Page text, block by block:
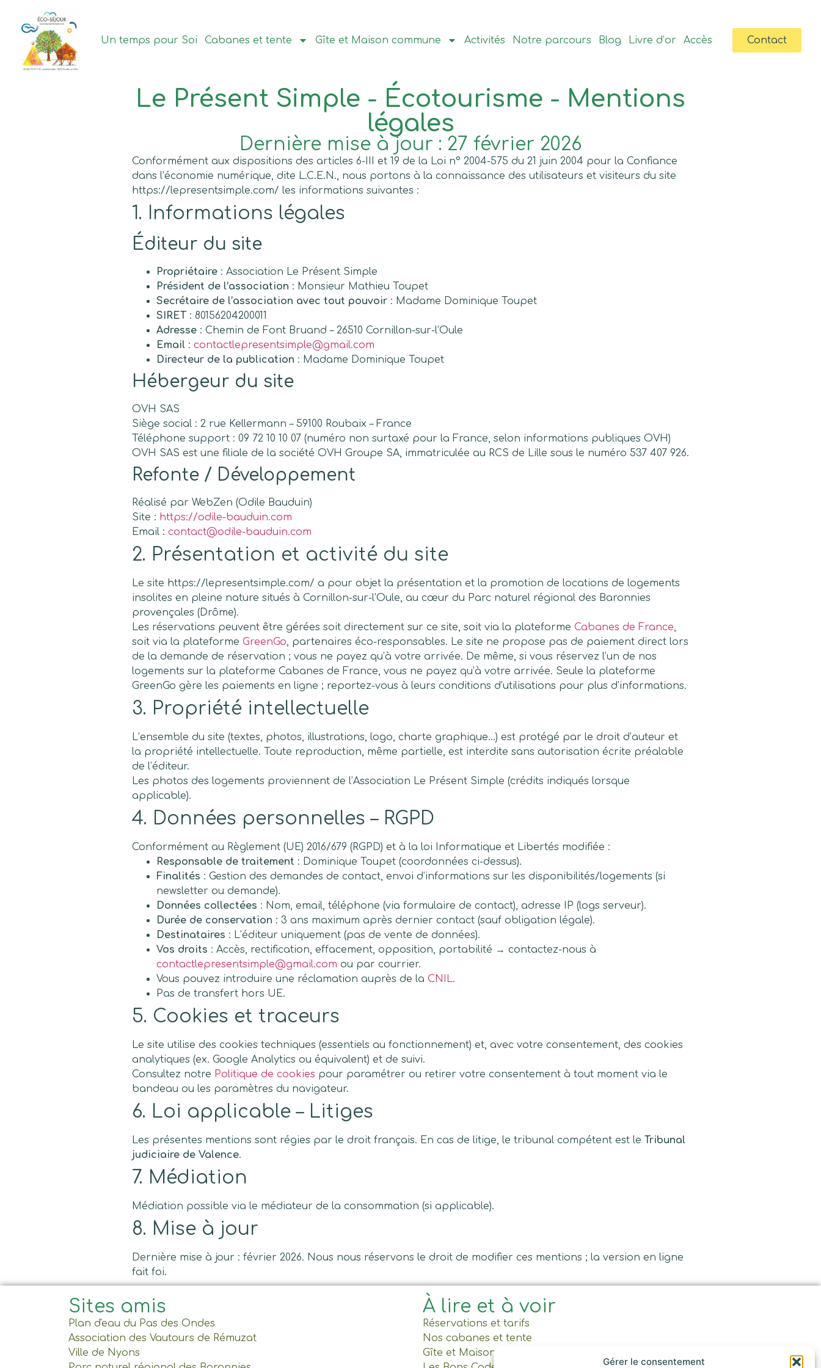
Gérer le consentement
principal
Un temps pour Soi Cabanes et tente Gîte et Maison commune Activités Notre parcours Blog Livre d’or Accès Contact
Le Présent Simple - Écotourisme - Mentions
légales
Dernière mise à jour : 27 février 2026
Conformément aux dispositions des articles 6-III et 19 de la Loi n° 2004-575 du 21 juin 2004 pour la Confiance
dans l’économie numérique, dite L.C.E.N., nous portons à la connaissance des utilisateurs et visiteurs du site
https://lepresentsimple.com/ les informations suivantes :
1. Informations légales
Éditeur du site
Propriétaire : Association Le Présent Simple
Président de l’association : Monsieur Mathieu Toupet
Secrétaire de l’association avec tout pouvoir : Madame Dominique Toupet
SIRET : 80156204200011
Adresse : Chemin de Font Bruand – 26510 Cornillon-sur-l’Oule
Email : contactlepresentsimple@gmail.com
Directeur de la publication : Madame Dominique Toupet
Hébergeur du site
OVH SAS
Siège social : 2 rue Kellermann – 59100 Roubaix – France
Téléphone support : 09 72 10 10 07 (numéro non surtaxé pour la France, selon informations publiques OVH)
OVH SAS est une filiale de la société OVH Groupe SA, immatriculée au RCS de Lille sous le numéro 537 407 926.
Refonte / Développement
Réalisé par WebZen (Odile Bauduin)
Site : https://odile-bauduin.com
Email : contact@odile-bauduin.com
2. Présentation et activité du site
Le site https://lepresentsimple.com/ a pour objet la présentation et la promotion de locations de logements
insolites en pleine nature situés à Cornillon-sur-l’Oule, au cœur du Parc naturel régional des Baronnies
provençales (Drôme).
Les réservations peuvent être gérées soit directement sur ce site, soit via la plateforme Cabanes de France,
soit via la plateforme GreenGo, partenaires éco-responsables. Le site ne propose pas de paiement direct lors
de la demande de réservation ; vous ne payez qu’à votre arrivée. De même, si vous réservez l’un de nos
logements sur la plateforme Cabanes de France, vous ne payez qu’à votre arrivée. Seule la plateforme
GreenGo gère les paiements en ligne ; reportez-vous à leurs conditions d’utilisations pour plus d’informations.
3. Propriété intellectuelle
L’ensemble du site (textes, photos, illustrations, logo, charte graphique…) est protégé par le droit d’auteur et
la propriété intellectuelle. Toute reproduction, même partielle, est interdite sans autorisation écrite préalable
de l’éditeur.
Les photos des logements proviennent de l’Association Le Présent Simple (crédits indiqués lorsque
applicable).
4. Données personnelles – RGPD
Conformément au Règlement (UE) 2016/679 (RGPD) et à la loi Informatique et Libertés modifiée :
Responsable de traitement : Dominique Toupet (coordonnées ci-dessus).
Finalités : Gestion des demandes de contact, envoi d’informations sur les disponibilités/logements (si
newsletter ou demande).
Données collectées : Nom, email, téléphone (via formulaire de contact), adresse IP (logs serveur).
Durée de conservation : 3 ans maximum après dernier contact (sauf obligation légale).
Destinataires : L’éditeur uniquement (pas de vente de données).
Vos droits : Accès, rectification, effacement, opposition, portabilité → contactez-nous à
contactlepresentsimple@gmail.com ou par courrier.
Vous pouvez introduire une réclamation auprès de la CNIL.
Pas de transfert hors UE.
5. Cookies et traceurs
Le site utilise des cookies techniques (essentiels au fonctionnement) et, avec votre consentement, des cookies
analytiques (ex. Google Analytics ou équivalent) et de suivi.
Consultez notre Politique de cookies pour paramétrer ou retirer votre consentement à tout moment via le
bandeau ou les paramètres du navigateur.
6. Loi applicable – Litiges
Les présentes mentions sont régies par le droit français. En cas de litige, le tribunal compétent est le Tribunal
judiciaire de Valence.
7. Médiation
Médiation possible via le médiateur de la consommation (si applicable).
8. Mise à jour
Dernière mise à jour : février 2026. Nous nous réservons le droit de modifier ces mentions ; la version en ligne
fait foi.
Sites amis
Plan d'eau du Pas des Ondes
Association des Vautours de Rémuzat
Ville de Nyons
À lire et à voir
Réservations et tarifs
Nos cabanes et tente
Gîte et Maison commune